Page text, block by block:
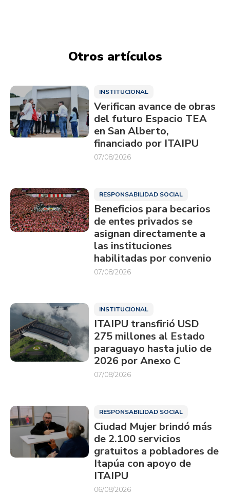
Otros artículos
INSTITUCIONAL
Verifican avance de obras
del futuro Espacio TEA
en San Alberto,
financiado por ITAIPU
07/08/2026
RESPONSABILIDAD SOCIAL
Beneficios para becarios
de entes privados se
asignan directamente a
las instituciones
habilitadas por convenio
07/08/2026
INSTITUCIONAL
ITAIPU transfirió USD
275 millones al Estado
paraguayo hasta julio de
2026 por Anexo C
07/08/2026
RESPONSABILIDAD SOCIAL
Ciudad Mujer brindó más
de 2.100 servicios
gratuitos a pobladores de
Itapúa con apoyo de
ITAIPU
06/08/2026